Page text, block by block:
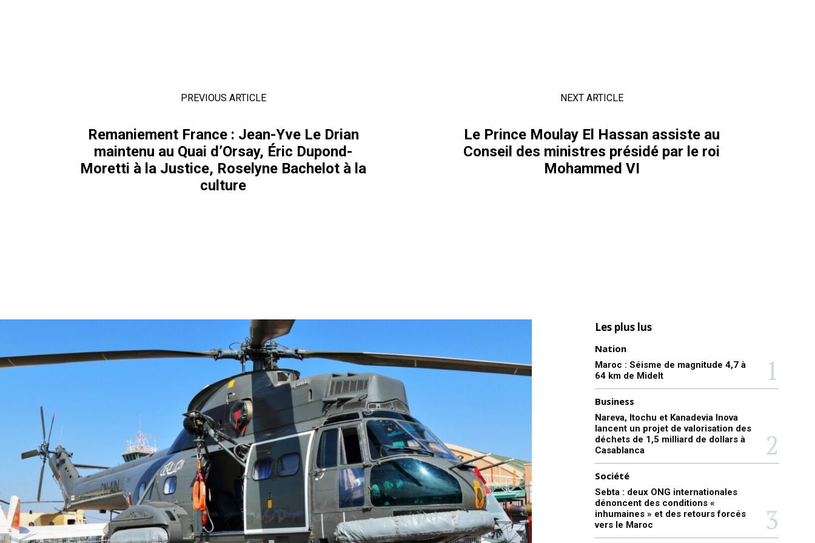
PREVIOUS ARTICLE
Remaniement France : Jean-Yve Le Drian
maintenu au Quai d’Orsay, Éric Dupond-
Moretti à la Justice, Roselyne Bachelot à la
culture
NEXT ARTICLE
Le Prince Moulay El Hassan assiste au
Conseil des ministres présidé par le roi
Mohammed VI